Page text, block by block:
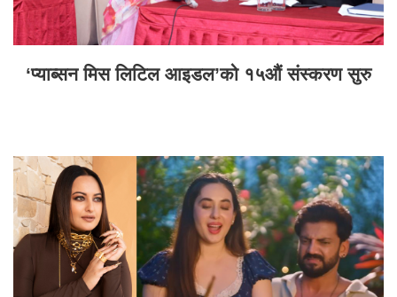
‘प्याब्सन मिस लिटिल आइडल’को १५औं संस्करण सुरु